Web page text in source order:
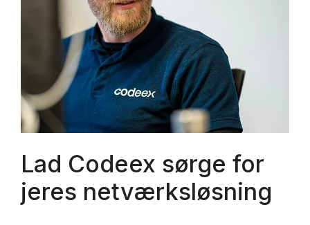
Lad Codeex sørge for
jeres netværksløsning